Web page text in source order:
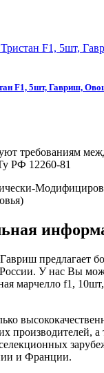
F1, 5шт, Гавриш,
требованиям
РФ 12260-81
предлагает
У нас Вы
марчелло f1,
производителей, а
и Франции.